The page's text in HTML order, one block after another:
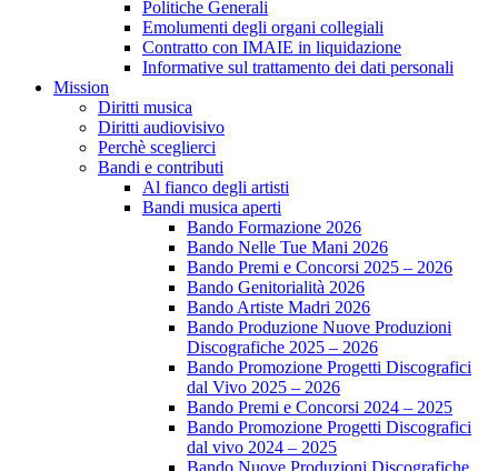
Politiche Generali
Emolumenti degli organi collegiali
Contratto con IMAIE in liquidazione
Informative sul trattamento dei dati personali
Mission
Diritti musica
Diritti audiovisivo
Perchè sceglierci
Bandi e contributi
Al fianco degli artisti
Bandi musica aperti
Bando Formazione 2026
Bando Nelle Tue Mani 2026
Bando Premi e Concorsi 2025 – 2026
Bando Genitorialità 2026
Bando Artiste Madri 2026
Bando Produzione Nuove Produzioni
Discografiche 2025 – 2026
Bando Promozione Progetti Discografici
dal Vivo 2025 – 2026
Bando Premi e Concorsi 2024 – 2025
Bando Promozione Progetti Discografici
dal vivo 2024 – 2025
Bando Nuove Produzioni Discografiche